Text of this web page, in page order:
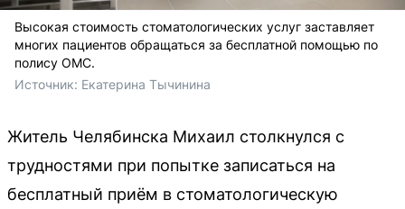
Высокая стоимость стоматологических услуг заставляет
многих пациентов обращаться за бесплатной помощью по
полису ОМС.
Источник: Екатерина Тычинина
Житель Челябинска Михаил столкнулся с
трудностями при попытке записаться на
бесплатный приём в стоматологическую